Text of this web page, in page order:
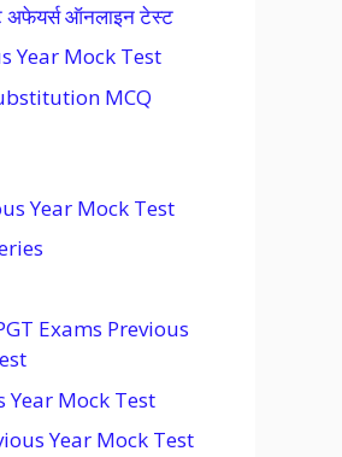
ऑनलाइन टेस्ट
Year Mock Test
MCQ
Year Mock Test
Exams Previous
Year Mock Test
Year Mock Test